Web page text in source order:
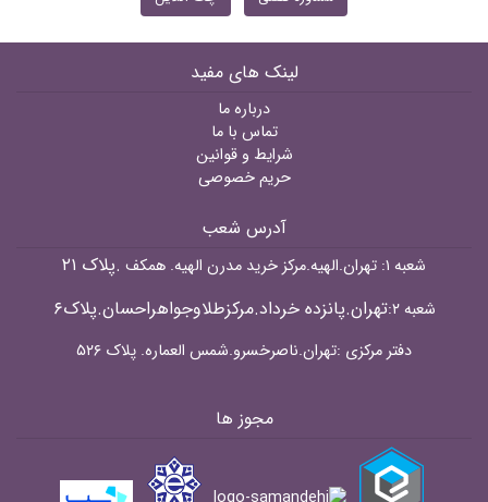
لینک های مفید
درباره ما
تماس با ما
شرایط و قوانین
حریم خصوصی
آدرس شعب
شعبه ۱: تهران.الهیه.مرکز خرید مدرن الهیه. همکف .پلاک ۲۱
شعبه ۲: تهران.پانزده خرداد.مرکزطلاوجواهراحسان.پلاک۶
دفتر مرکزی :تهران.ناصرخسرو.شمس العماره. پلاک ۵۲۶
مجوز ها